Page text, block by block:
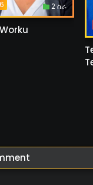
2 ስራ